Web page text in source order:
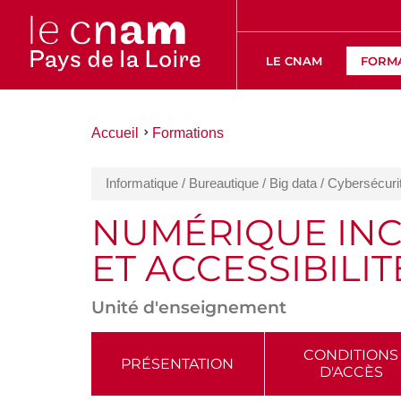
LE CNAM
Vous
Accueil Formations
Informatique / Bureautique / Big data /
NUMÉRIQUE
ET
Unité d'enseignement
ACCÉDER
PRÉSENTATION
CONDITIONS
D'ACCÈS